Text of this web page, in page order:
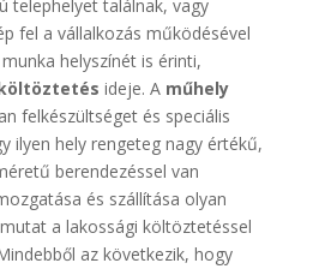
telephelyet találnak, vagy
fel a vállalkozás működésével
helyszínét is érinti,
ideje. A műhely
felkészültséget és speciális
ilyen hely rengeteg nagy értékű,
berendezéssel van
és szállítása olyan
a lakossági költöztetéssel
az következik, hogy